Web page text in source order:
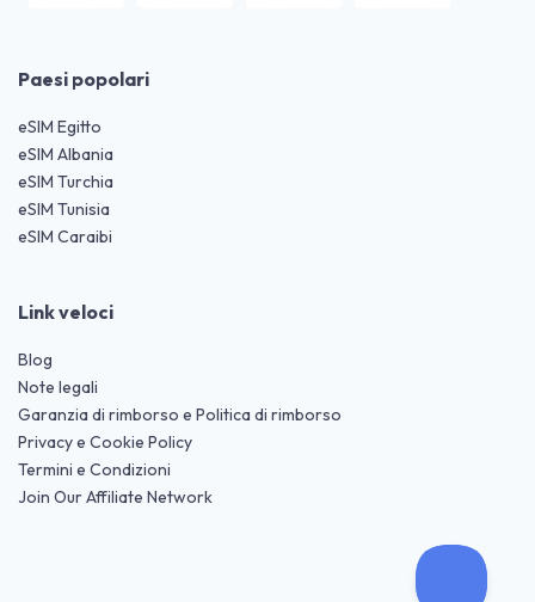
Paesi popolari
eSIM Egitto
eSIM Albania
eSIM Turchia
eSIM Tunisia
eSIM Caraibi
Link veloci
Blog
Note legali
Garanzia di rimborso e Politica di rimborso
Privacy e Cookie Policy
Termini e Condizioni
Join Our Affiliate Network